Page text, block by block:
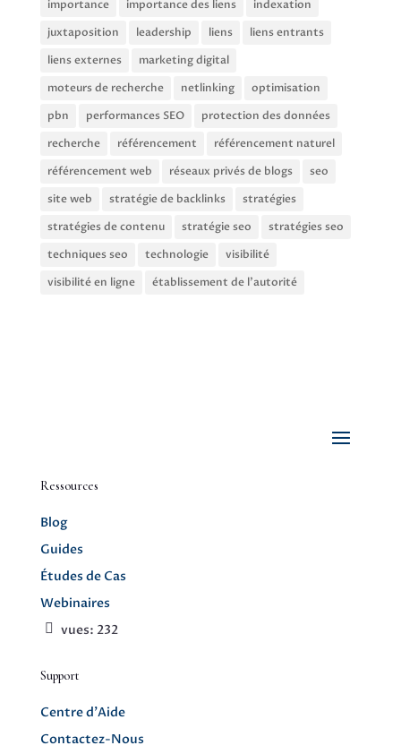
importance
importance des liens
indexation
juxtaposition
leadership liens
liens entrants
liens externes
marketing digital
moteurs de recherche
netlinking
optimisation
pbn
performances SEO
protection des données
recherche
référencement
référencement naturel
référencement web
réseaux privés de blogs
seo
site web
stratégie de backlinks
stratégies
stratégies de contenu
stratégie seo
stratégies seo
techniques seo
technologie
visibilité
visibilité en ligne
établissement de l'autorité
Ressources
Blog
Guides
Études de Cas
Webinaires
vues: 232
Support
Centre d’Aide
Contactez-Nous